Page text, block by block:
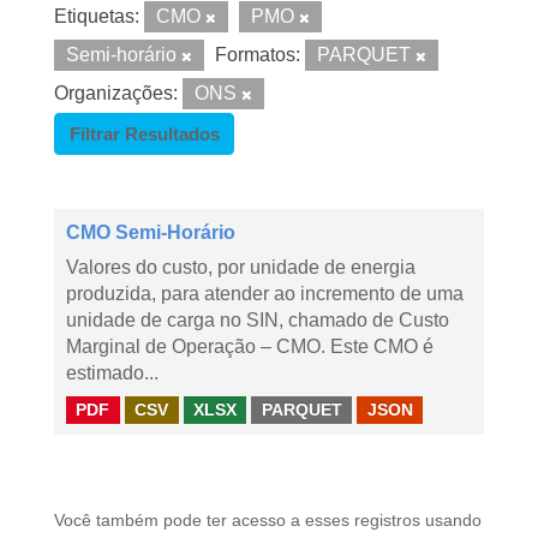
Etiquetas: CMO
PMO
Semi-horário
Formatos:
PARQUET
Organizações:
ONS
Filtrar Resultados
CMO Semi-Horário
Valores do custo, por unidade de energia
produzida, para atender ao incremento de uma
unidade de carga no SIN, chamado de Custo
Marginal de Operação – CMO. Este CMO é
estimado...
PDF CSV XLSX PARQUET JSON
Você também pode ter acesso a esses registros usando